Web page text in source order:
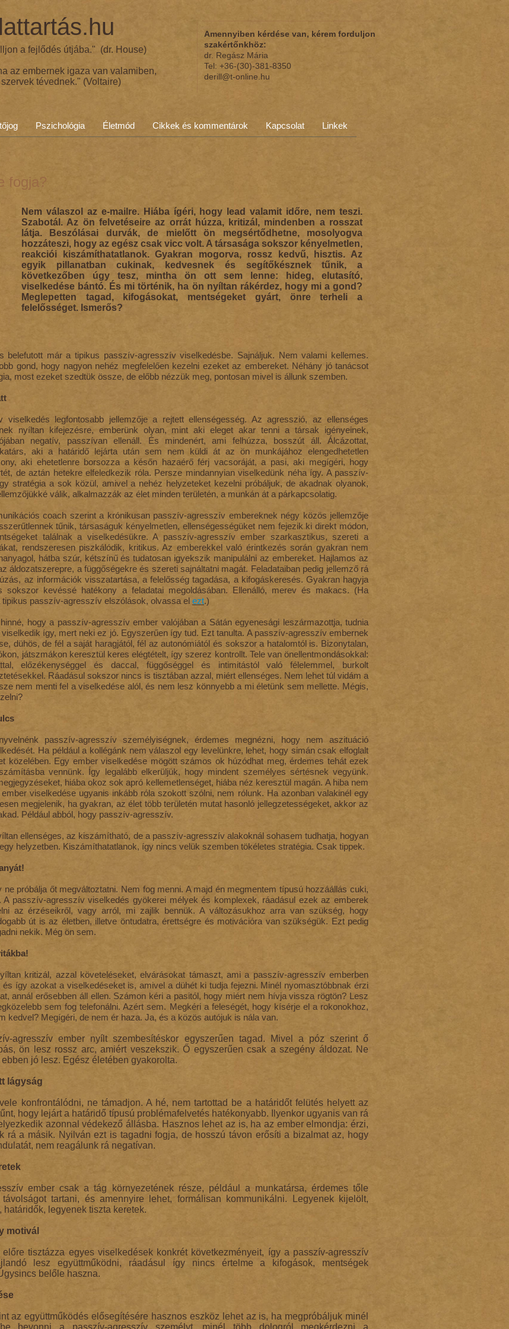
a fejlődés útjába." (dr. House)
az embernek igaza van valamiben,
tévednek." (Voltaire)
Amennyiben kérdése van, kérem forduljon
szakértőnkhöz:
dr. Regász Mária
Tel: +36-(30)-381-8350
derill@t-online.hu
Pszichológia Életmód Cikkek és kommentárok Kapcsolat Linkek
belefutott már a tipikus passzív-agresszív viselkedésbe. Sajnáljuk. Nem valami kellemes.
gond, hogy nagyon nehéz megfelelően kezelni ezeket az embereket. Néhány jó tanácsot
most ezeket szedtük össze, de előbb nézzük meg, pontosan mivel is állunk szemben.
viselkedés legfontosabb jellemzője a rejtett ellenségesség. Az agresszió, az ellenséges
nyíltan kifejezésre, emberünk olyan, mint aki eleget akar tenni a társak igényeinek,
negatív, passzívan ellenáll. És mindenért, ami felhúzza, bosszút áll. Álcázottat,
aki a határidő lejárta után sem nem küldi át az ön munkájához elengedhetetlen
aki ehetetlenre borsozza a későn hazaérő férj vacsoráját, a pasi, aki megígéri, hogy
de aztán hetekre elfeledkezik róla. Persze mindannyian viselkedünk néha így. A passzív-
stratégia a sok közül, amivel a nehéz helyzeteket kezelni próbáljuk, de akadnak olyanok,
válik, alkalmazzák az élet minden területén, a munkán át a párkapcsolatig.
coach szerint a krónikusan passzív-agresszív embereknek négy közös jellemzője
tűnik, társaságuk kényelmetlen, ellenségességüket nem fejezik ki direkt módon,
találnak a viselkedésükre. A passzív-agresszív ember szarkasztikus, szereti a
rendszeresen piszkálódik, kritikus. Az emberekkel való érintkezés során gyakran nem
hátba szúr, kétszínű és tudatosan igyekszik manipulálni az embereket. Hajlamos az
áldozatszerepre, a függőségekre és szereti sajnáltatni magát. Feladataiban pedig jellemző rá
az információk visszatartása, a felelősség tagadása, a kifogáskeresés. Gyakran hagyja
sokszor kevéssé hatékony a feladatai megoldásában. Ellenálló, merev és makacs. (Ha
passzív-agresszív elszólások, olvassa el ezt.)
hogy a passzív-agresszív ember valójában a Sátán egyenesági leszármazottja, tudnia
így, mert neki ez jó. Egyszerűen így tud. Ezt tanulta. A passzív-agresszív embernek
dühös, de fél a saját haragjától, fél az autonómiától és sokszor a hatalomtól is. Bizonytalan,
játszmákon keresztül keres elégtételt, így szerez kontrollt. Tele van önellentmondásokkal:
előzékenységgel és daccal, függőséggel és intimitástól való félelemmel, burkolt
Ráadásul sokszor nincs is tisztában azzal, miért ellenséges. Nem lehet túl vidám a
nem menti fel a viselkedése alól, és nem lesz könnyebb a mi életünk sem mellette. Mégis,
passzív-agresszív személyiségnek, érdemes megnézni, hogy nem aszituáció
Ha például a kollégánk nem válaszol egy levelünkre, lehet, hogy simán csak elfoglalt
közelében. Egy ember viselkedése mögött számos ok húzódhat meg, érdemes tehát ezek
vennünk. Így legalább elkerüljük, hogy mindent személyes sértésnek vegyünk.
hiába okoz sok apró kellemetlenséget, hiába néz keresztül magán. A hiba nem
viselkedése ugyanis inkább róla szokott szólni, nem rólunk. Ha azonban valakinél egy
megjelenik, ha gyakran, az élet több területén mutat hasonló jellegzetességeket, akkor az
Például abból, hogy passzív-agresszív.
ellenséges, az kiszámítható, de a passzív-agresszív alakoknál sohasem tudhatja, hogyan
helyzetben. Kiszámíthatatlanok, így nincs velük szemben tökéletes stratégia. Csak tippek.
ne próbálja őt megváltoztatni. Nem fog menni. A majd én megmentem típusú hozzáállás cuki,
A passzív-agresszív viselkedés gyökerei mélyek és komplexek, ráadásul ezek az emberek
az érzéseikről, vagy arról, mi zajlik bennük. A változásukhoz arra van szükség, hogy
út is az életben, illetve öntudatra, érettségre és motivációra van szükségük. Ezt pedig
nekik. Még ön sem.
kritizál, azzal követeléseket, elvárásokat támaszt, ami a passzív-agresszív emberben
így azokat a viselkedéseket is, amivel a dühét ki tudja fejezni. Minél nyomasztóbbnak érzi
annál erősebben áll ellen. Számon kéri a pasitól, hogy miért nem hívja vissza rögtön? Lesz
sem fog telefonálni. Azért sem. Megkéri a feleségét, hogy kísérje el a rokonokhoz,
kedvel? Megígéri, de nem ér haza. Ja, és a közös autójuk is nála van.
agresszív ember nyílt szembesítéskor egyszerűen tagad. Mivel a póz szerint ő
ön lesz rossz arc, amiért veszekszik. Ő egyszerűen csak a szegény áldozat. Ne
jó lesz. Egész életében gyakorolta.
lágyság
konfrontálódni, ne támadjon. A hé, nem tartottad be a határidőt felütés helyett az
hogy lejárt a határidő típusú problémafelvetés hatékonyabb. Ilyenkor ugyanis van rá
azonnal védekező állásba. Hasznos lehet az is, ha az ember elmondja: érzi,
rá a másik. Nyilván ezt is tagadni fogja, de hosszú távon erősíti a bizalmat az, hogy
nem reagálunk rá negatívan.
ember csak a tág környezetének része, például a munkatársa, érdemes tőle
tartani, és amennyire lehet, formálisan kommunikálni. Legyenek kijelölt,
határidők, legyenek tiszta keretek.
motivál
tisztázza egyes viselkedések konkrét következményeit, így a passzív-agresszív
lesz együttműködni, ráadásul így nincs értelme a kifogások, mentségek
belőle haszna.
az együttműködés elősegítésére hasznos eszköz lehet az is, ha megpróbáljuk minél
bevonni a passzív-agresszív személyt, minél több dologról megkérdezni a
fogja?
Nem válaszol az e-mailre. Hiába ígéri, hogy lead valamit időre, nem teszi.
Szabotál. Az ön felvetéseire az orrát húzza, kritizál, mindenben a rosszat
látja. Beszólásai durvák, de mielőtt ön megsértődhetne, mosolyogva
hozzáteszi, hogy az egész csak vicc volt. A társasága sokszor kényelmetlen,
reakciói kiszámíthatatlanok. Gyakran mogorva, rossz kedvű, hisztis. Az
egyik pillanatban cukinak, kedvesnek és segítőkésznek tűnik, a
következőben úgy tesz, mintha ön ott sem lenne: hideg, elutasító,
viselkedése bántó. És mi történik, ha ön nyíltan rákérdez, hogy mi a gond?
Meglepetten tagad, kifogásokat, mentségeket gyárt, önre terheli a
felelősséget. Ismerős?